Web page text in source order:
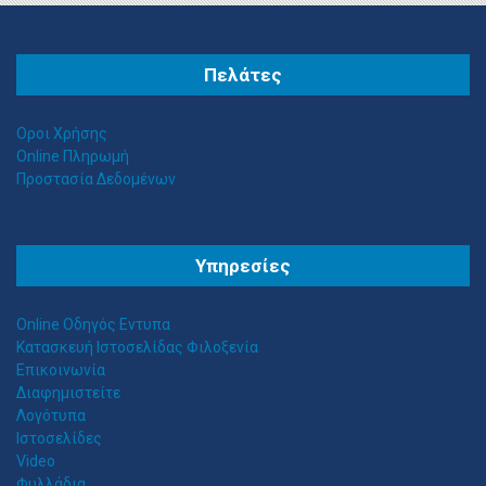
Πελάτες
Οροι Χρήσης
Online Πληρωμή
Προστασία Δεδομένων
Υπηρεσίες
Online Οδηγός Εντυπα
Κατασκευή Ιστοσελίδας Φιλοξενία
Επικοινωνία
Διαφημιστείτε
Λογότυπα
Ιστοσελίδες
Video